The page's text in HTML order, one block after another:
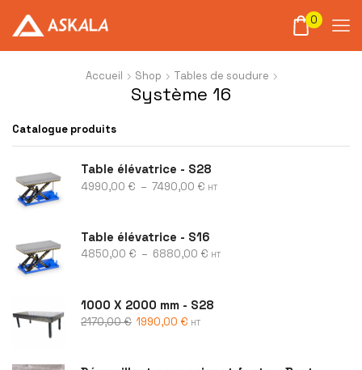
0
Accueil Shop Tables de soudure
Système 16
Catalogue produits
Table élévatrice - S28
4990,00 € – 7490,00 € HT
Table élévatrice - S16
4850,00 € – 6880,00 € HT
1000 X 2000 mm - S28
2170,00€ 1990,00 € HT